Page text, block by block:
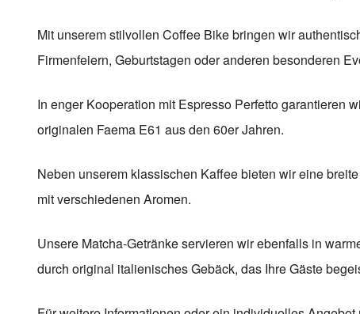
Mit unserem stilvollen Coffee Bike bringen wir
Firmenfeiern, Geburtstagen oder anderen besonderen
In enger Kooperation mit Espresso Perfetto garantieren
originalen Faema E61 aus den 60er Jahren.
Neben unserem klassischen Kaffee bieten wir eine
mit verschiedenen Aromen.
Unsere Matcha-Getränke servieren wir ebenfalls in
durch original italienisches Gebäck, das Ihre Gäste